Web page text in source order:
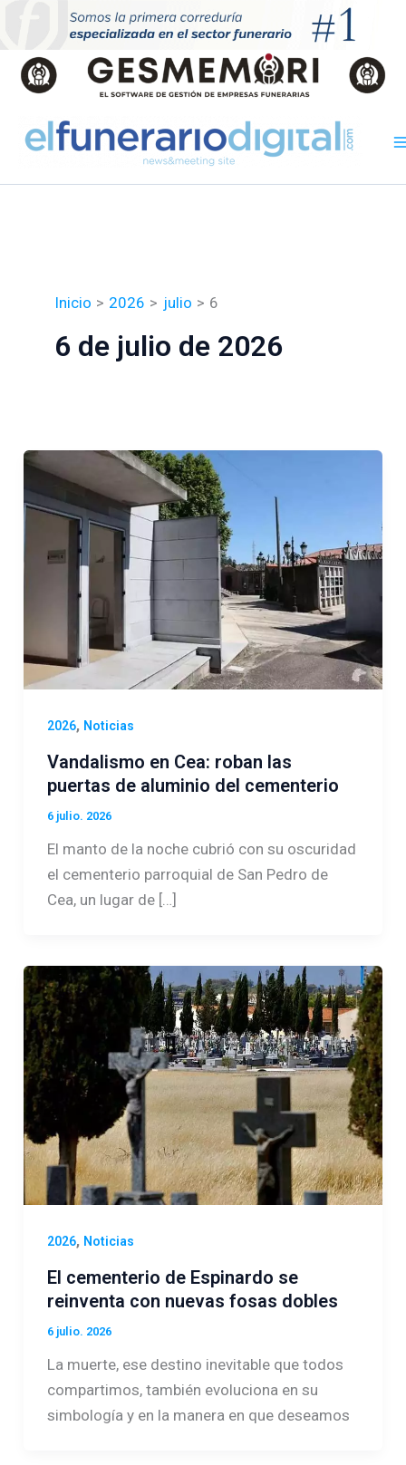
contenido
Inicio 2026 julio 6
6 de julio de 2026
2026, Noticias
Vandalismo en Cea: roban las
puertas de aluminio del cementerio
6 julio. 2026
El manto de la noche cubrió con su oscuridad
el cementerio parroquial de San Pedro de
Cea, un lugar de […]
2026, Noticias
El cementerio de Espinardo se
reinventa con nuevas fosas dobles
6 julio. 2026
La muerte, ese destino inevitable que todos
compartimos, también evoluciona en su
simbología y en la manera en que deseamos